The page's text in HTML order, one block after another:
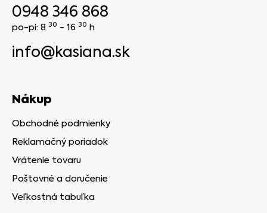
0948 346 868
po-pi: 8 30 - 16 30 h
info@kasiana.sk
Nákup
Obchodné podmienky
Reklamačný poriadok
Vrátenie tovaru
Poštovné a doručenie
Veľkostná tabuľka